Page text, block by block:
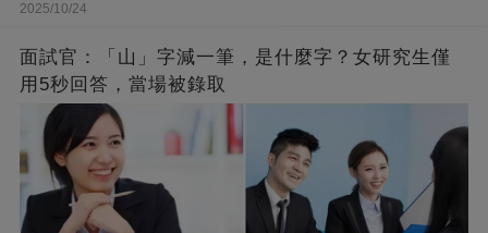
2025/10/24
面試官：「山」字減一筆，是什麼字？女研究生僅
用5秒回答，當場被錄取